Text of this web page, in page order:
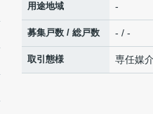
用途地域 -
募集戸数 / 総戸数 - / -
取引態様 専任媒介